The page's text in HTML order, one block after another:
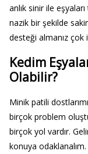
anlık sinir ile
nazik bir şekilde
desteği almanız çok
Kedim
Olabilir?
Minik patili
birçok problem
birçok yol vardır.
konuya odaklanalım.